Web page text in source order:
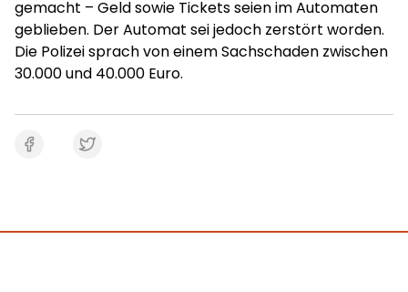
gemacht – Geld sowie Tickets seien im Automaten
geblieben. Der Automat sei jedoch zerstört worden.
Die Polizei sprach von einem Sachschaden zwischen
30.000 und 40.000 Euro.